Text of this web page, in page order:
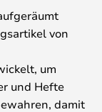
von
um
und Hefte
damit